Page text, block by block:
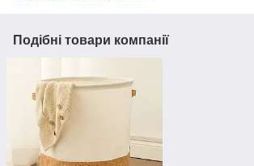
Подібні товари компанії